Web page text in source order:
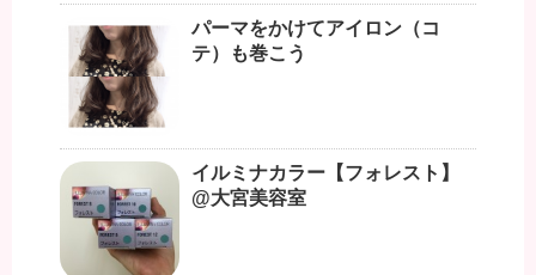
パーマをかけてアイロン（コ
テ）も巻こう
イルミナカラー【フォレスト】
@大宮美容室